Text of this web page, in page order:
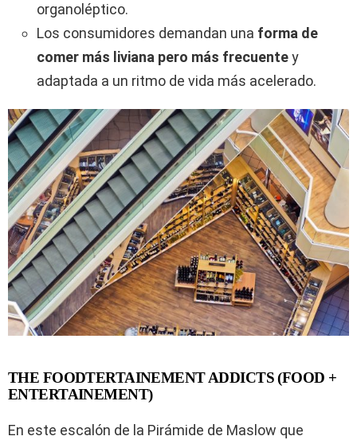
organoléptico.
Los consumidores demandan una forma de
comer más liviana pero más frecuentey
adaptada a un ritmo de vida más acelerado.
THE FOODTERTAINEMENT ADDICTS (FOOD +
ENTERTAINEMENT)
En este escalón de la Pirámide de Maslow que